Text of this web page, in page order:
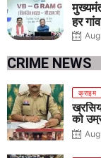
हर
CRIME NEWS
क्राइम
को